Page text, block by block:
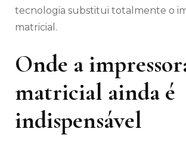
tecnologia substitui totalmente o
matricial.
Onde a
matricial ainda é
indispensável